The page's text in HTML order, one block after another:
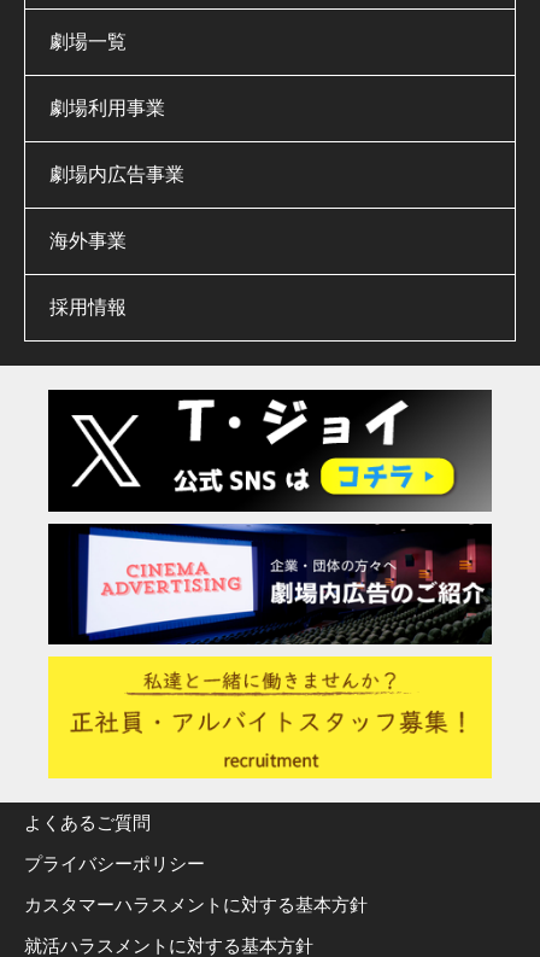
劇場一覧
劇場利用事業
劇場内広告事業
海外事業
採用情報
よくあるご質問
プライバシーポリシー
カスタマーハラスメントに対する基本方針
就活ハラスメントに対する基本方針